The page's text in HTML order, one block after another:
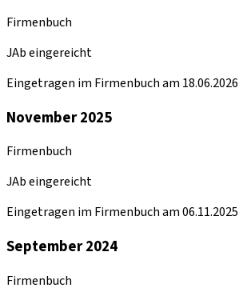
Firmenbuch
JAb eingereicht
Eingetragen im Firmenbuch am 18.06.2026
November 2025
Firmenbuch
JAb eingereicht
Eingetragen im Firmenbuch am 06.11.2025
September 2024
Firmenbuch